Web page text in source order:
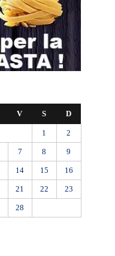
V S D
1 2
7 8 9
14 15 16
21 22 23
28